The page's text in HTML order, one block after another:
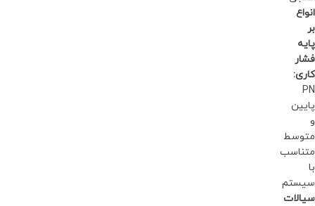
انواع
بر
پایه
فشار
کاری:
PN
پایین
و
متوسط
متناسب
با
سیستم
سیالات